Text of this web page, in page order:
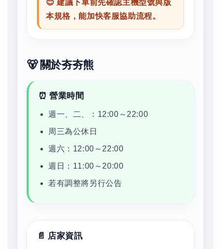
😊 建議下單前先確認主機型號與版
本規格，能加快客服協助流程。
🐻 關於夯夯熊
⏰ 營業時間
週一、二、：12:00～22:00
周三為公休日
週六：12:00～22:00
週日：11:00～20:00
若有調整將另行公告
📄 店家資訊